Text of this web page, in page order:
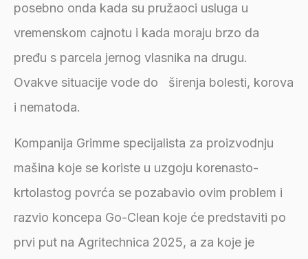
posebno onda kada su pružaoci usluga u
vremenskom cajnotu i kada moraju brzo da
pređu s parcela jernog vlasnika na drugu.
Ovakve situacije vode do širenja bolesti, korova
i nematoda.
Kompanija Grimme specijalista za proizvodnju
mašina koje se koriste u uzgoju korenasto-
krtolastog povrća se pozabavio ovim problem i
razvio koncepa Go-Clean koje će predstaviti po
prvi put na Agritechnica 2025, a za koje je